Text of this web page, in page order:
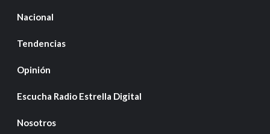
Nacional
Tendencias
Opinión
Escucha Radio Estrella Digital
Nosotros